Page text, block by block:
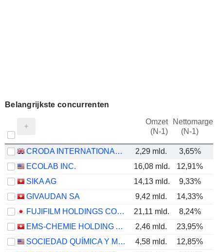
Belangrijkste concurrenten
Omzet
(N-1)
Nettomarge
(N-1)
CRODA INTERNATIONAL PLC 2,29 mld. 3,65%
ECOLAB INC.
16,08 mld. 12,91%
SIKA AG
14,13 mld. 9,33%
GIVAUDAN SA
9,42 mld. 14,33%
FUJIFILM HOLDINGS CORPORATION
21,11 mld. 8,24%
EMS-CHEMIE HOLDING AG
2,46 mld. 23,95%
SOCIEDAD QUÍMICA Y MINERA DE CHILE S.A.
4,58 mld. 12,85%